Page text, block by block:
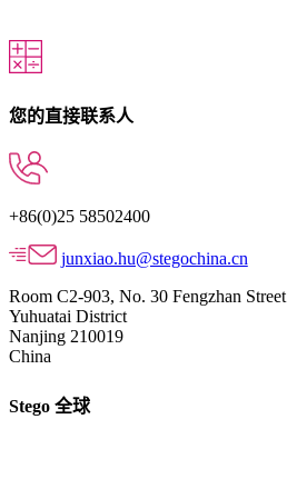
您的直接联系人
+86(0)25 58502400
junxiao.hu@stegochina.cn
Room C2-903, No. 30 Fengzhan Street
Yuhuatai District
Nanjing 210019
China
Stego 全球